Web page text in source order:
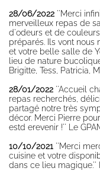
courses ...
Activity room
Stages et
séjours
encadrés au
Salle d'activités
et terrasse bois
Séances de
massages, et
soins
28/06/2022 ''Merci
merveilleux repas de
d'odeurs et de
préparés. Ils vont nous
et votre belle salle de
lieu de nature
Brigitte, Tess, Patricia,
28/01/2022 ''Accueil
repas recherchés,
partagé notre très
décor. Merci Pierre
estd erevenir !'' Le
10/10/2021 ''Merci
cuisine et votre
dans ce lieu magique.''